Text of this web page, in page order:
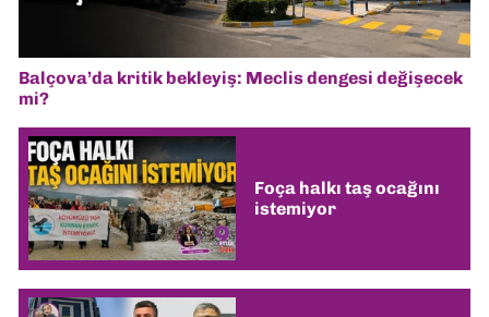
Balçova’da kritik bekleyiş: Meclis dengesi değişecek
mi?
Foça halkı taş ocağını
istemiyor